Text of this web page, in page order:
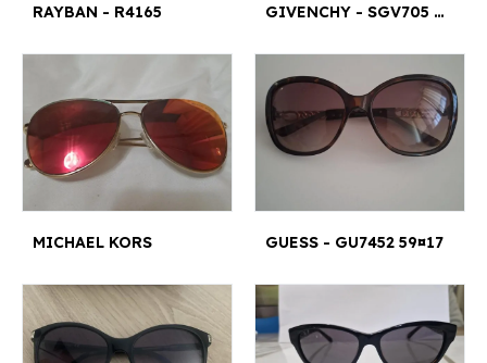
RAYBAN - R4165 GIVENCHY - SGV705 53¤15
MICHAEL KORS GUESS - GU7452 59¤17